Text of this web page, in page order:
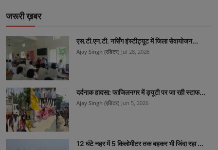
जरूरी ख़बर
एस.टी.एन.टी. नर्सिंग इंस्टीट्यूट में जिला सेवायोजन...
Ajay Singh (एडिटर) Jul 28, 2026
दर्दनाक हादसा: फाजिलनगर में ड्यूटी पर जा रही स्टाफ...
Ajay Singh (एडिटर) Jun 5, 2026
12 घंटे नहर में 5 किलोमीटर तक बहकर भी जिंदा रहा ...